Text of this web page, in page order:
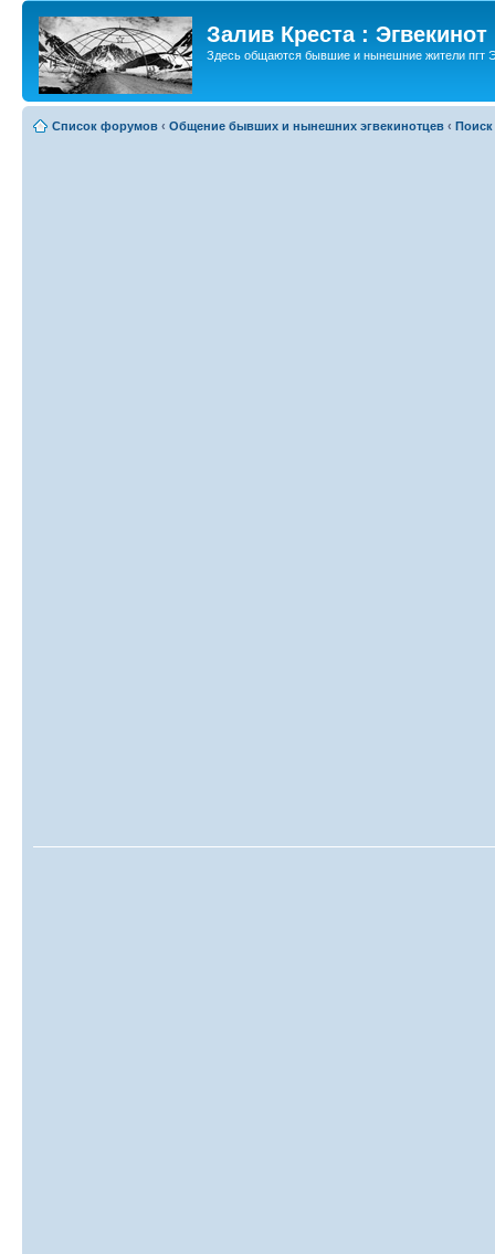
Залив Креста : Эгвекинот
Здесь общаются бывшие и нынешние жители пгт
Список форумов ‹ Общение бывших и нынешних эгвекинотцев ‹ Поиск